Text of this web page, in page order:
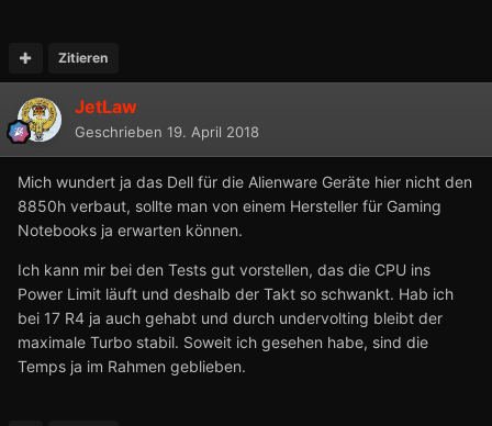
Zitieren
JetLaw
Geschrieben 19. April 2018
Mich wundert ja das Dell für die Alienware Geräte hier nicht den
8850h verbaut, sollte man von einem Hersteller für Gaming
Notebooks ja erwarten können.
Ich kann mir bei den Tests gut vorstellen, das die CPU ins
Power Limit läuft und deshalb der Takt so schwankt. Hab ich
bei 17 R4 ja auch gehabt und durch undervolting bleibt der
maximale Turbo stabil. Soweit ich gesehen habe, sind die
Temps ja im Rahmen geblieben.